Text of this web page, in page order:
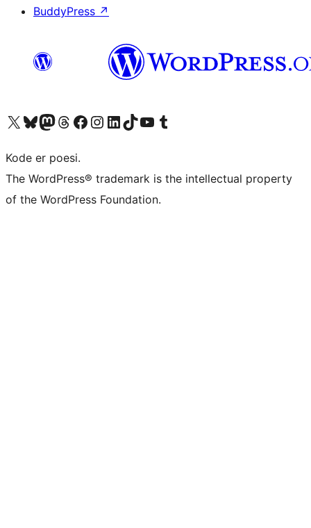
BuddyPress ↗
Besøk vår konto på X Visit our Bluesky account
Besøk vår Mastodon-konto
Visit our Threads account
Besøk vår Facebook-sideBesøk vår Instagram-konto
Besøk vår LinkedIn-konto
Visit our TikTok account
Visit our YouTube channel
Visit our Tumblr account
Kode er poesi.
The WordPress® trademark is the intellectual property
of the WordPress Foundation.